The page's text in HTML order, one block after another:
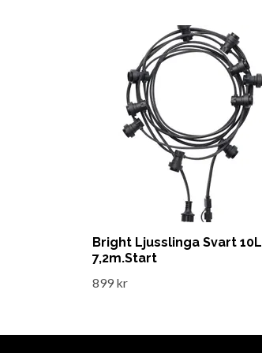
Bright Ljusslinga Svart 10L
7,2m.Start
899 kr